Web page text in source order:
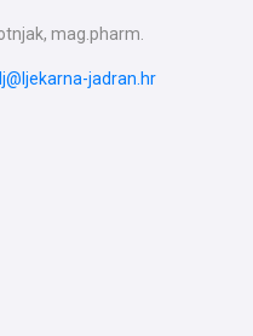
mag.pharm.
jadran.hr